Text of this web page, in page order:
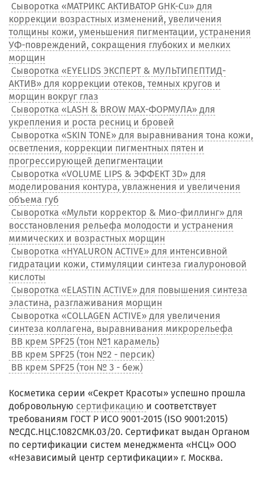
Сыворотка «МАТРИКС АКТИВАТОР GHK-Cu» для
коррекции возрастных изменений, увеличения
толщины кожи, уменьшения пигментации, устранения
УФ-повреждений, сокращения глубоких и мелких
морщин
Сыворотка «EYELIDS ЭКСПЕРТ & МУЛЬТИПЕПТИД-
АКТИВ» для коррекции отеков, темных кругов и
морщин вокруг глаз
Сыворотка «LASH & BROW MAX-ФОРМУЛА» для
укрепления и роста ресниц и бровей
Сыворотка «SKIN TONE» для выравнивания тона кожи,
осветления, коррекции пигментных пятен и
прогрессирующей депигментации
Сыворотка «VOLUME LIPS & ЭФФЕКТ 3D» для
моделирования контура, увлажнения и увеличения
объема губ
Сыворотка «Мульти корректор & Мио-филлинг» для
восстановления рельефа молодости и устранения
мимических и возрастных морщин
Сыворотка «HYALURON ACTIVE» для интенсивной
гидратации кожи, стимуляции синтеза гиалуроновой
кислоты
Сыворотка «ELASTIN ACTIVE» для повышения синтеза
эластина, разглаживания морщин
Сыворотка «COLLAGEN ACTIVE» для увеличения
синтеза коллагена, выравнивания микрорельефа
ВВ крем SPF25 (тон №1 карамель)
ВВ крем SPF25 (тон №2 - персик)
ВВ крем SPF25 (тон № 3 - беж)
Косметика серии «Секрет Красоты» успешно прошла
добровольную сертификацию и соответствует
требованиям ГОСТ Р ИСО 9001-2015 (ISO 9001:2015)
№СДС.НЦС.1082СМК.03/20. Сертификат выдан Органом
по сертификации систем менеджмента «НСЦ» ООО
«Независимый центр сертификации» г. Москва.